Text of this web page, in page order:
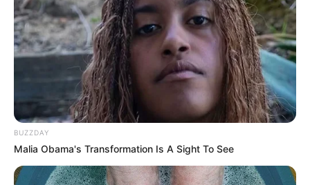
Veja como fazê-lo:
BUZZDAY
Malia Obama's Transformation Is A Sight To See